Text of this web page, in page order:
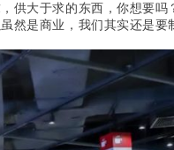
供大于求的东西，你想要
是商业，我们其实还是